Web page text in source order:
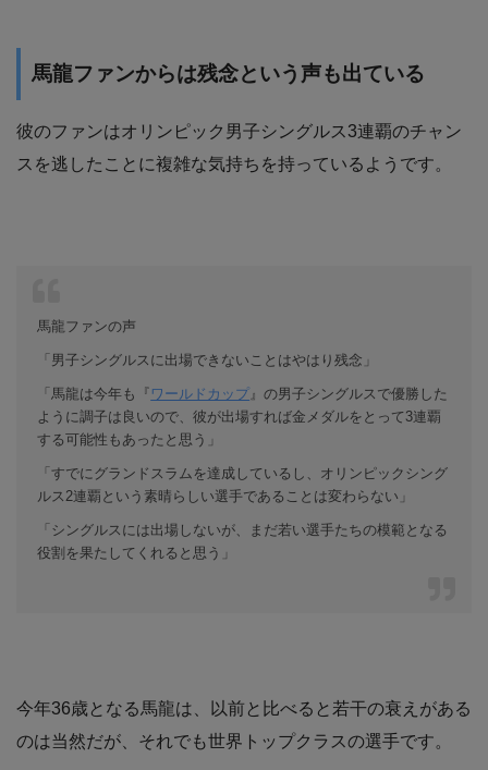
馬龍ファンからは残念という声も出ている
彼のファンはオリンピック男子シングルス3連覇のチャン
スを逃したことに複雑な気持ちを持っているようです。
馬龍ファンの声
「男子シングルスに出場できないことはやはり残念」
「馬龍は今年も『 ワールドカップ 』の男子シングルスで優勝した
ように調子は良いので、彼が出場すれば金メダルをとって3連覇
する可能性もあったと思う」
「すでにグランドスラムを達成しているし、オリンピックシング
ルス2連覇という素晴らしい選手であることは変わらない」
「シングルスには出場しないが、まだ若い選手たちの模範となる
役割を果たしてくれると思う」
今年36歳となる馬龍は、以前と比べると若干の衰えがある
のは当然だが、それでも世界トップクラスの選手です。